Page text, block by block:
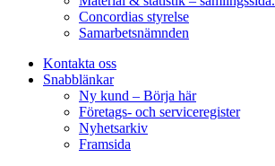
Concordias styrelse
Samarbetsnämnden
Kontakta oss
Snabblänkar
Ny kund – Börja här
Företags- och serviceregister
Nyhetsarkiv
Framsida